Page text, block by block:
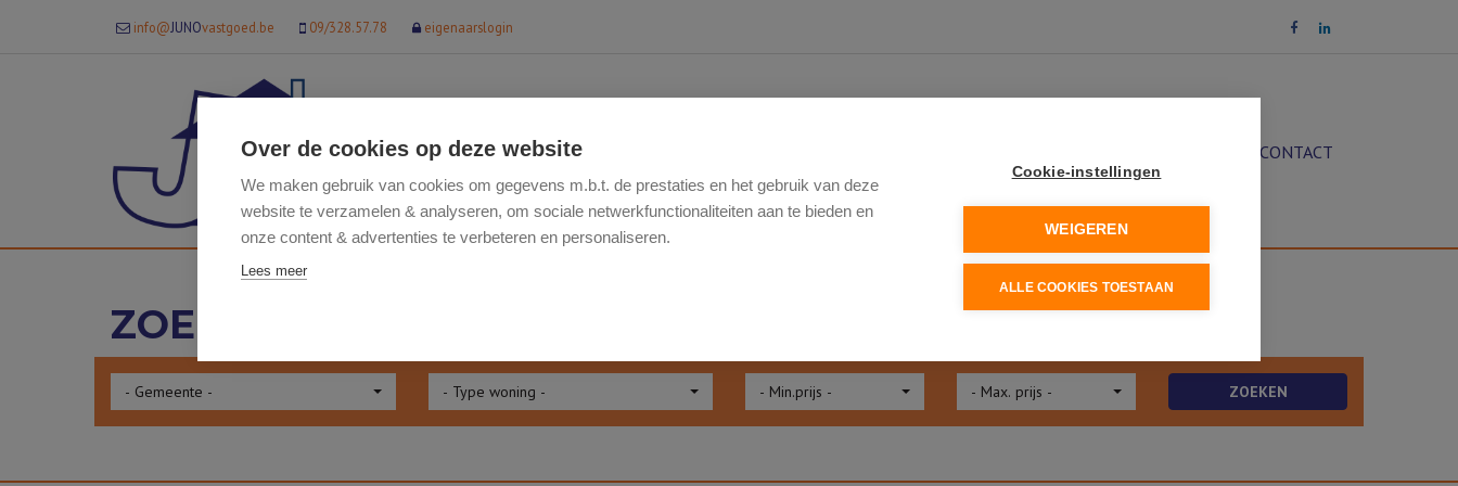
info@JUNOvastgoed.be 09/328.57.78 eigenaarslogin
CONTACT
ZOEK IN ONS AANBOD
- Gemeente - - Type woning - - Min.prijs - - Max. prijs - ZOEKEN
Over de cookies op deze website
We maken gebruik van cookies om gegevens m.b.t. de prestaties en het gebruik van deze
website te verzamelen & analyseren, om sociale netwerkfunctionaliteiten aan te bieden en
onze content & advertenties te verbeteren en personaliseren.
Lees meer
Cookie-instellingen
WEIGEREN
ALLE COOKIES TOESTAAN